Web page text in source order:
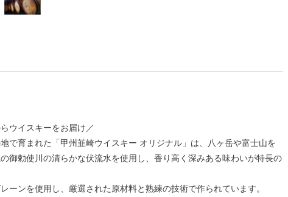
ウイスキーをお届け／
で育まれた「甲州韮崎ウイスキー オリジナル」は、八ヶ岳や富士山を
御勅使川の清らかな伏流水を使用し、香り高く深みある味わいが特長の
ーンを使用し、厳選された原材料と熟練の技術で作られています。